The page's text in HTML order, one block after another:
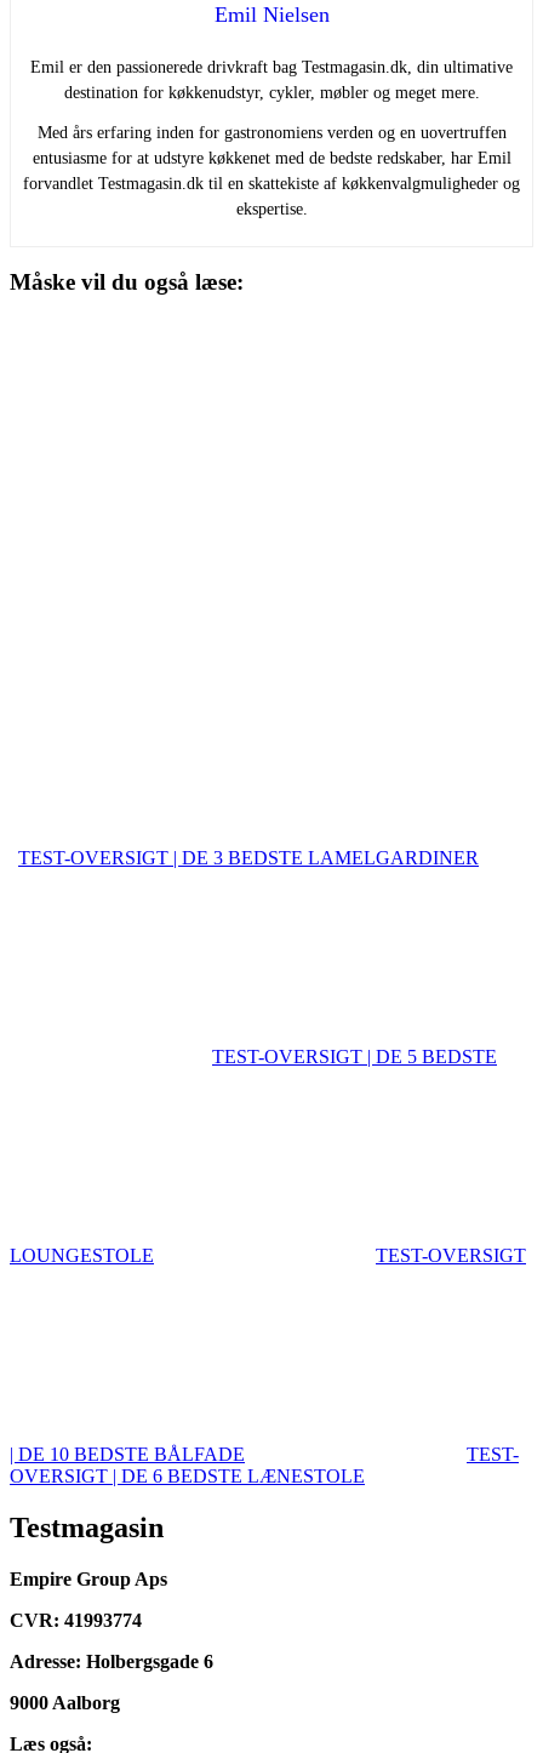
Emil Nielsen
Emil er den passionerede drivkraft bag Testmagasin.dk, din ultimative
destination for køkkenudstyr, cykler, møbler og meget mere.
Med års erfaring inden for gastronomiens verden og en uovertruffen
entusiasme for at udstyre køkkenet med de bedste redskaber, har Emil
forvandlet Testmagasin.dk til en skattekiste af køkkenvalgmuligheder og
ekspertise.
Måske vil du også læse:
TEST-OVERSIGT | DE 3 BEDSTE LAMELGARDINER
TEST-OVERSIGT | DE 5 BEDSTE
LOUNGESTOLE TEST-OVERSIGT
| DE 10 BEDSTE BÅLFADE
TEST-
OVERSIGT | DE 6 BEDSTE LÆNESTOLE
Testmagasin
Empire Group Aps
CVR: 41993774
Adresse: Holbergsgade 6
9000 Aalborg
Læs også: